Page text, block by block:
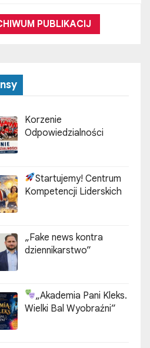
PUBLIKACIJ
Korzenie
Odpowiedzialności
Startujemy! Centrum
Kompetencji Liderskich
„Fake news kontra
dziennikarstwo”
„Akademia Pani Kleks.
Wielki Bal Wyobraźni”